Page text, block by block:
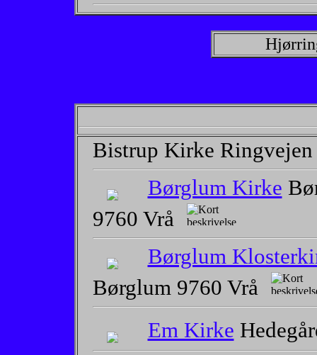
Bistrup Kirke
Børglum Kirke
9760 Vrå
Børglum
Børglum 9760 Vrå
Em Kirke